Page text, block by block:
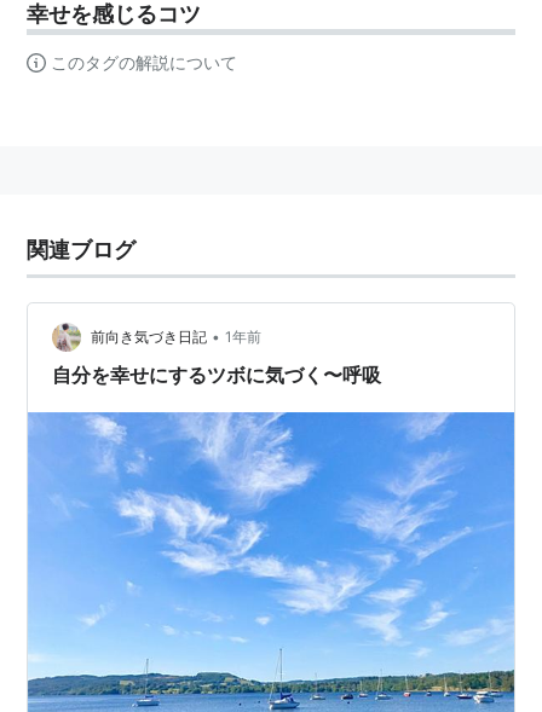
幸せを感じるコツ
このタグの解説について
関連ブログ
前向き気づき日記 • 1年前
自分を幸せにするツボに気づく〜呼吸